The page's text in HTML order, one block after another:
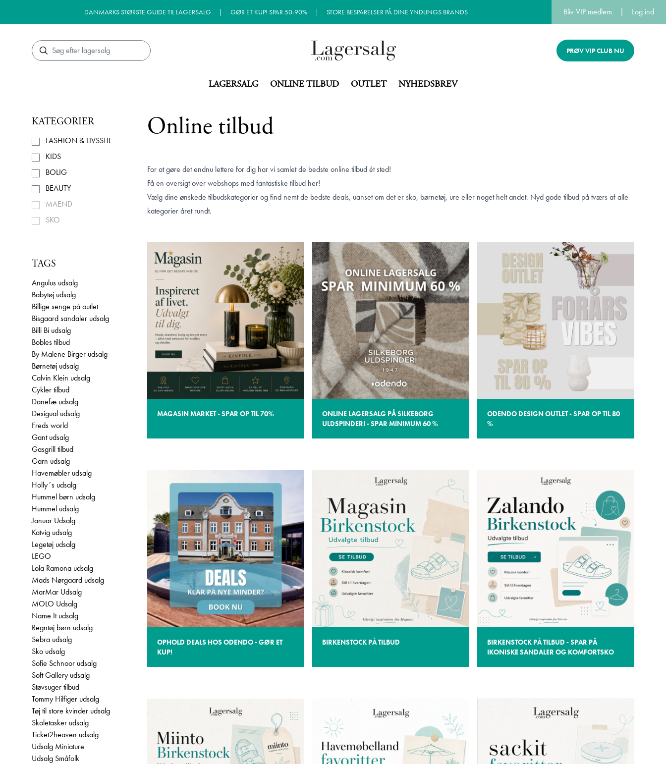
DANMARKS STØRSTE GUIDE TIL LAGERSALG | GØR ET KUP! SPAR 50-90% | STORE BESPARELSER PÅ DINE YNDLINGS BRANDS Bliv VIP medlem | Log ind
Søg PRØV VIP CLUB NU
LAGERSALG ONLINE TILBUD OUTLET NYHEDSBREV
KATEGORIER
FASHION & LIVSSTIL
KIDS
BOLIG
BEAUTY
MAEND
SKO
TAGS
Angulus udsalg
Babytøj udsalg
Billige senge på outlet
Bisgaard sandaler udsalg
Billi Bi udsalg
Bobles tilbud
By Malene Birger udsalg
Børnetøj udsalg
Calvin Klein udsalg
Cykler tilbud
Danefæ udsalg
Desigual udsalg
Freds world
Gant udsalg
Gasgrill tilbud
Garn udsalg
Havemøbler udsalg
Holly´s udsalg
Hummel børn udsalg
Hummel udsalg
Januar Udsalg
Katvig udsalg
Legetøj udsalg
LEGO
Lola Ramona udsalg
Mads Nørgaard udsalg
MarMar Udsalg
MOLO Udsalg
Name It udsalg
Regntøj børn udsalg
Sebra udsalg
Sko udsalg
Sofie Schnoor udsalg
Soft Gallery udsalg
Støvsuger tilbud
Tommy Hilfiger udsalg
Tøj til store kvinder udsalg
Skoletasker udsalg
Ticket2heaven udsalg
Udsalg Miniature
Udsalg Småfolk
Online tilbud
For at gøre det endnu lettere for dig har vi samlet de bedste online tilbud ét sted!
Få en oversigt over webshops med fantastiske tilbud her!
Vælg dine ønskede tilbudskategorier og find nemt de bedste deals, uanset om det er sko, børnetøj, ure eller noget helt andet. Nyd gode tilbud på tværs af alle
kategorier året rundt.
MAGASIN MARKET - SPAR OP TIL 70%
ONLINE LAGERSALG PÅ SILKEBORG
ULDSPINDERI - SPAR MINIMUM 60 %
ODENDO DESIGN OUTLET - SPAR OP TIL 80
%
OPHOLD DEALS HOS ODENDO - GØR ET
KUP!
BIRKENSTOCK PÅ TILBUD
BIRKENSTOCK PÅ TILBUD - SPAR PÅ
IKONISKE SANDALER OG KOMFORTSKO